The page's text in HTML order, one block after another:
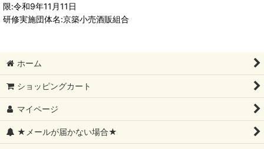
限:令和9年11月11日
研修実施団体名:京築小売酒販組合
ホーム
ショッピングカート
マイページ
★メールが届かない場合★